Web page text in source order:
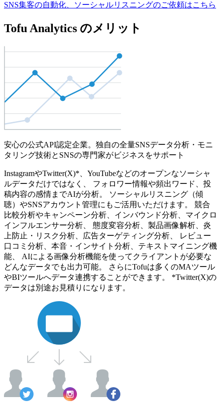
SNS集客の自動化、ソーシャルリスニングのご依頼はこちら
Tofu Analytics のメリット
安心の公式API認定企業。独自の全量SNSデータ分析・モニ
タリング技術とSNSの専門家がビジネスをサポート
InstagramやTwitter(X)*、YouTubeなどのオープンなソーシャ
ルデータだけではなく、 フォロワー情報や頻出ワード、投
稿内容の感情までAIが分析。 ソーシャルリスニング（傾
聴）やSNSアカウント管理にもご活用いただけます。 競合
比較分析やキャンペーン分析、インバウンド分析、マイクロ
インフルエンサー分析、 態度変容分析、製品画像解析、炎
上防止・リスク分析、広告ターゲティング分析、 レビュー
口コミ分析、本音・インサイト分析、テキストマイニング機
能、 AIによる画像分析機能を使ってクライアントが必要な
どんなデータでも出力可能。 さらにTofuは多くのMAツール
やBIツールへデータ連携することができます。 *Twitter(X)の
データは別途お見積りになります。